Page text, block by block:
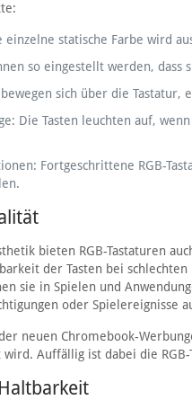
einzelne statische Farbe wird
so eingestellt werden,
sich über die
Die Tasten leuchten auf,
Fortgeschrittene RGB-
bieten RGB-Tastaturen
der Tasten bei
sie in Spielen und
oder Spielereignisse
neuen Chromebook-
Auffällig ist dabei die